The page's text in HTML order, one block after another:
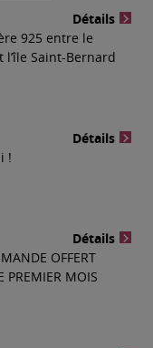
Détails
925 entre le
Saint-Bernard
Détails
!
Détails
OFFERT
PREMIER MOIS